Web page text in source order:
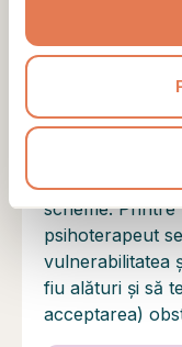
Nu contează
ce alegi să faci
Abordarea
tehnici din CBT,
scheme.
psihoterapeut
vulnerabilitatea
fiu alături și să
acceptarea)